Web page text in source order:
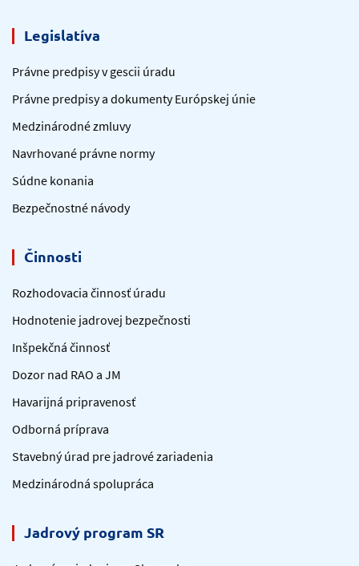
Legislatíva
Právne predpisy v gescii úradu
Právne predpisy a dokumenty Európskej únie
Medzinárodné zmluvy
Navrhované právne normy
Súdne konania
Bezpečnostné návody
Činnosti
Rozhodovacia činnosť úradu
Hodnotenie jadrovej bezpečnosti
Inšpekčná činnosť
Dozor nad RAO a JM
Havarijná pripravenosť
Odborná príprava
Stavebný úrad pre jadrové zariadenia
Medzinárodná spolupráca
Jadrový program SR